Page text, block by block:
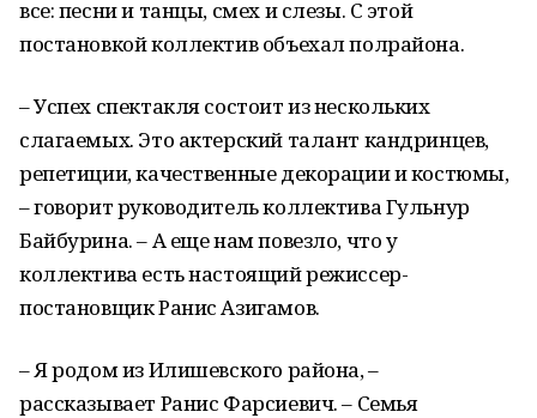
все: песни и танцы, смех и слезы. С этой
постановкой коллектив объехал полрайона.
– Успех спектакля состоит из нескольких
слагаемых. Это актерский талант кандринцев,
репетиции, качественные декорации и костюмы,
– говорит руководитель коллектива Гульнур
Байбурина. – А еще нам повезло, что у
коллектива есть настоящий режиссер-
постановщик Ранис Азигамов.
– Я родом из Илишевского района, –
рассказывает Ранис Фарсиевич. – Семья